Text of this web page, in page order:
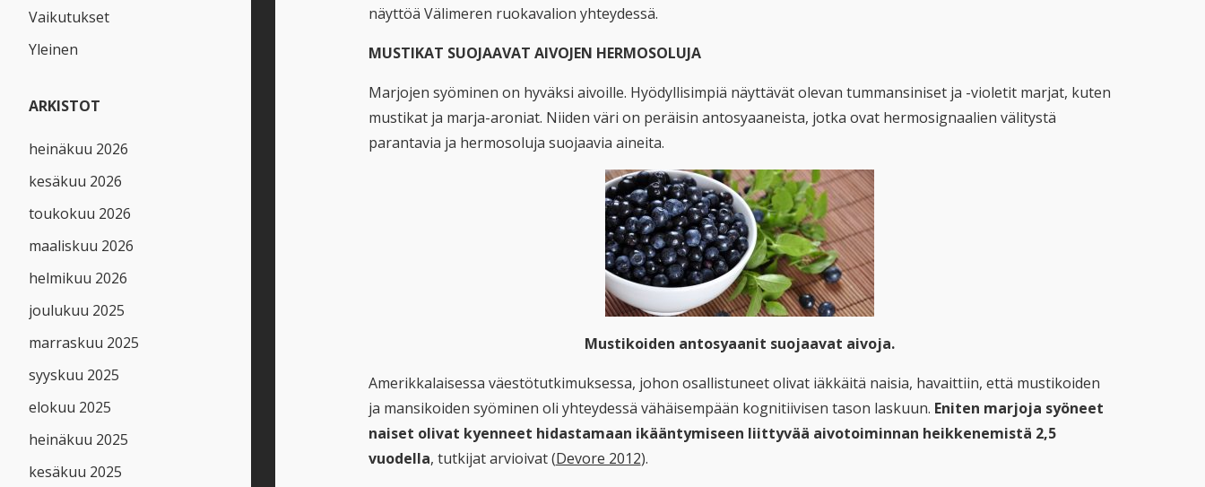
näyttöä Välimeren ruokavalion yhteydessä.
MUSTIKAT SUOJAAVAT AIVOJEN HERMOSOLUJA
Marjojen syöminen on hyväksi aivoille. Hyödyllisimpiä näyttävät olevan tummansiniset ja -violetit marjat, kuten
mustikat ja marja-aroniat. Niiden väri on peräisin antosyaaneista, jotka ovat hermosignaalien välitystä
parantavia ja hermosoluja suojaavia aineita.
Mustikoiden antosyaanit suojaavat aivoja.
Amerikkalaisessa väestötutkimuksessa, johon osallistuneet olivat iäkkäitä naisia, havaittiin, että mustikoiden
ja mansikoiden syöminen oli yhteydessä vähäisempään kognitiivisen tason laskuun. Eniten marjoja syöneet
naiset olivat kyenneet hidastamaan ikääntymiseen liittyvää aivotoiminnan heikkenemistä 2,5
vuodella, tutkijat arvioivat (Devore 2012).
Vaikutukset
Yleinen
ARKISTOT
heinäkuu 2026
kesäkuu 2026
toukokuu 2026
maaliskuu 2026
helmikuu 2026
joulukuu 2025
marraskuu 2025
syyskuu 2025
elokuu 2025
heinäkuu 2025
kesäkuu 2025